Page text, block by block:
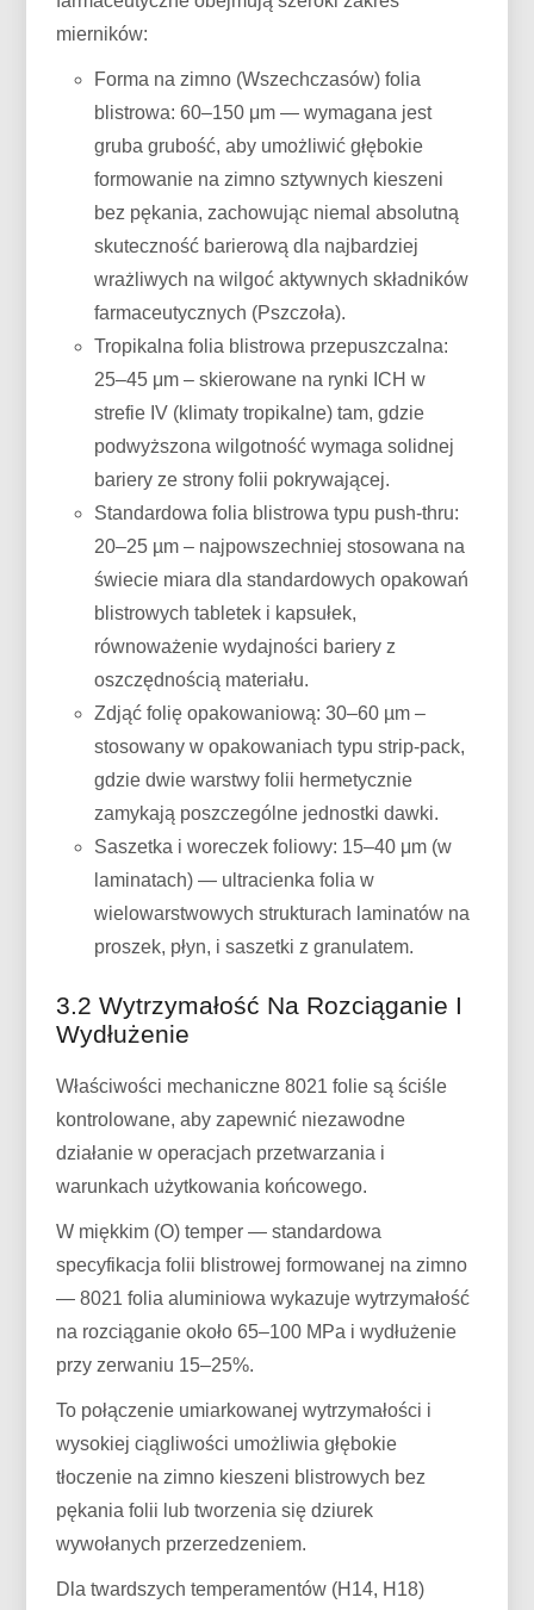
mierników:
Forma na zimno (Wszechczasów) folia
blistrowa: 60–150 μm — wymagana jest
gruba grubość, aby umożliwić głębokie
formowanie na zimno sztywnych kieszeni
bez pękania, zachowując niemal absolutną
skuteczność barierową dla najbardziej
wrażliwych na wilgoć aktywnych składników
farmaceutycznych (Pszczoła).
Tropikalna folia blistrowa przepuszczalna:
25–45 μm – skierowane na rynki ICH w
strefie IV (klimaty tropikalne) tam, gdzie
podwyższona wilgotność wymaga solidnej
bariery ze strony folii pokrywającej.
Standardowa folia blistrowa typu push-thru:
20–25 µm – najpowszechniej stosowana na
świecie miara dla standardowych opakowań
blistrowych tabletek i kapsułek,
równoważenie wydajności bariery z
oszczędnością materiału.
Zdjąć folię opakowaniową: 30–60 µm –
stosowany w opakowaniach typu strip-pack,
gdzie dwie warstwy folii hermetycznie
zamykają poszczególne jednostki dawki.
Saszetka i woreczek foliowy: 15–40 μm (w
laminatach) — ultracienka folia w
wielowarstwowych strukturach laminatów na
proszek, płyn, i saszetki z granulatem.
3.2 Wytrzymałość Na Rozciąganie I
Wydłużenie
Właściwości mechaniczne 8021 folie są ściśle
kontrolowane, aby zapewnić niezawodne
działanie w operacjach przetwarzania i
warunkach użytkowania końcowego.
W miękkim (O) temper — standardowa
specyfikacja folii blistrowej formowanej na zimno
— 8021 folia aluminiowa wykazuje wytrzymałość
na rozciąganie około 65–100 MPa i wydłużenie
przy zerwaniu 15–25%.
To połączenie umiarkowanej wytrzymałości i
wysokiej ciągliwości umożliwia głębokie
tłoczenie na zimno kieszeni blistrowych bez
pękania folii lub tworzenia się dziurek
wywołanych przerzedzeniem.
Dla twardszych temperamentów (H14, H18)